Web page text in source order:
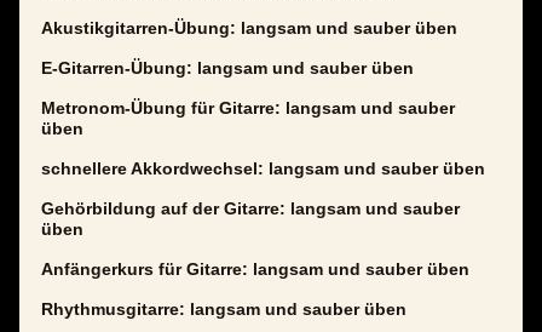
Akustikgitarren-Übung: langsam und sauber üben
E-Gitarren-Übung: langsam und sauber üben
Metronom-Übung für Gitarre: langsam und sauber
üben
schnellere Akkordwechsel: langsam und sauber üben
Gehörbildung auf der Gitarre: langsam und sauber
üben
Anfängerkurs für Gitarre: langsam und sauber üben
Rhythmusgitarre: langsam und sauber üben